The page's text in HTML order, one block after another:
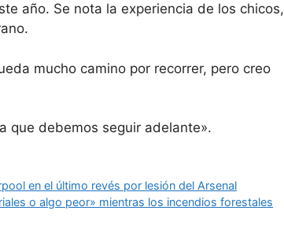
año. Se nota la experiencia de los chicos,
mucho camino por recorrer, pero creo
que debemos seguir adelante».
en el último revés por lesión del Arsenal
o algo peor» mientras los incendios forestales